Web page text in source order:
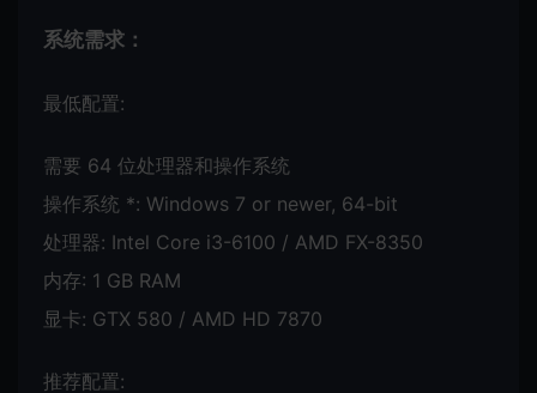
系统需求：
最低配置:
需要 64 位处理器和操作系统
操作系统 *: Windows 7 or newer, 64-bit
处理器: Intel Core i3-6100 / AMD FX-8350
内存: 1 GB RAM
显卡: GTX 580 / AMD HD 7870
推荐配置: